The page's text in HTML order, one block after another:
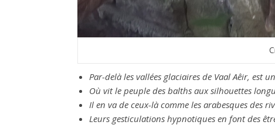
Par-delà les vallées glaciaires de Vaal Aêir, est
Où vit le peuple des balths aux silhouettes
Il en va de ceux-là comme les arabesques des
Leurs gesticulations hypnotiques en font des